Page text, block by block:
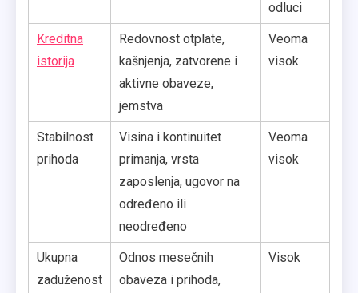
odluci
Kreditna
istorija
Redovnost otplate,
kašnjenja, zatvorene i
aktivne obaveze,
jemstva
Veoma
visok
Stabilnost
prihoda
Visina i kontinuitet
primanja, vrsta
zaposlenja, ugovor na
određeno ili
neodređeno
Veoma
visok
Ukupna
zaduženost
Odnos mesečnih
obaveza i prihoda,
Visok